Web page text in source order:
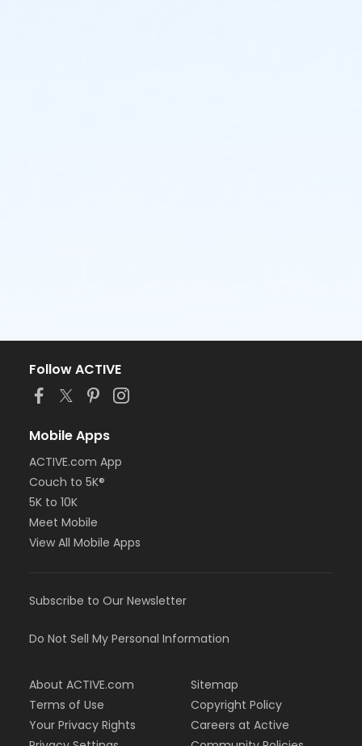
Follow ACTIVE
Mobile Apps
ACTIVE.com App
Couch to 5K®
5K to 10K
Meet Mobile
View All Mobile Apps
Subscribe to Our Newsletter
Do Not Sell My Personal Information
About ACTIVE.com
Terms of Use
Your Privacy Rights
Sitemap
Copyright Policy
Careers at Active